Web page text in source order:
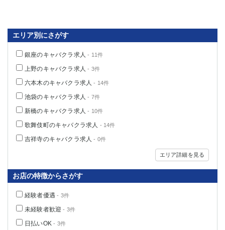
エリア別にさがす
銀座のキャバクラ求人- 11件
上野のキャバクラ求人- 3件
六本木のキャバクラ求人- 14件
池袋のキャバクラ求人- 7件
新橋のキャバクラ求人- 10件
歌舞伎町のキャバクラ求人 - 14件
吉祥寺のキャバクラ求人- 0件
エリア詳細を見る
お店の特徴からさがす
経験者優遇 - 3件
未経験者歓迎 - 3件
日払いOK - 3件